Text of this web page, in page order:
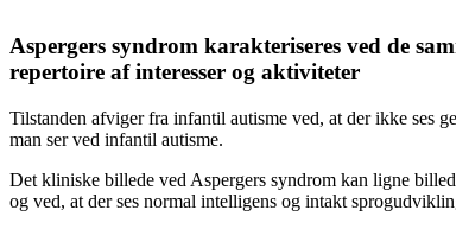
Aspergers syndrom karakteriseres ved de
repertoire af interesser og aktiviteter
Tilstanden afviger fra infantil autisme ved, at der ikke ses
man ser ved infantil autisme.
Det kliniske billede ved Aspergers syndrom kan ligne
og ved, at der ses normal intelligens og intakt